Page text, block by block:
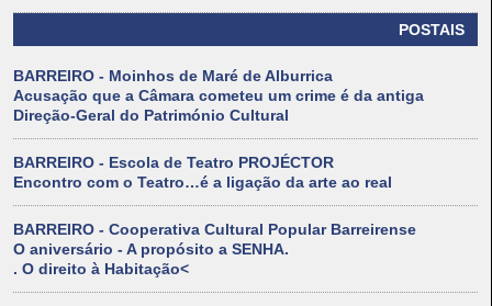
POSTAIS
BARREIRO - Moinhos de Maré de Alburrica
Acusação que a Câmara cometeu um crime é da antiga
Direção-Geral do Património Cultural
BARREIRO - Escola de Teatro PROJÉCTOR
Encontro com o Teatro…é a ligação da arte ao real
BARREIRO - Cooperativa Cultural Popular Barreirense
O aniversário - A propósito a SENHA.
. O direito à Habitação<